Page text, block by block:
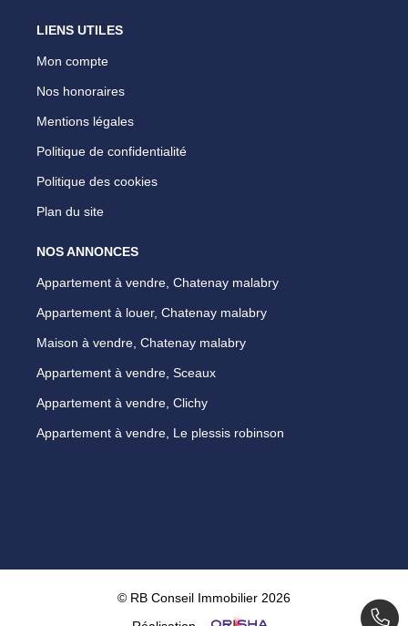
LIENS UTILES
Mon compte
Nos honoraires
Mentions légales
Politique de confidentialité
Politique des cookies
Plan du site
NOS ANNONCES
Appartement à vendre, Chatenay malabry
Appartement à louer, Chatenay malabry
Maison à vendre, Chatenay malabry
Appartement à vendre, Sceaux
Appartement à vendre, Clichy
Appartement à vendre, Le plessis robinson
© RB Conseil Immobilier 2026